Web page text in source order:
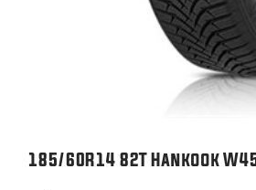
185/60R14 82T Hankook